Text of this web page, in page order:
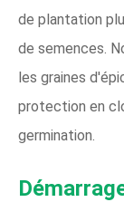
de plantation
de semences.
les graines
protection en
germination.